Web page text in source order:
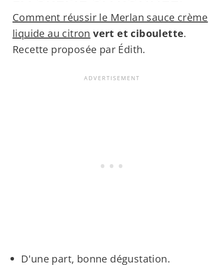
Comment réussir le Merlan sauce crème
liquide au citron vert et ciboulette.
Recette proposée par Édith.
D'une part, bonne dégustation.